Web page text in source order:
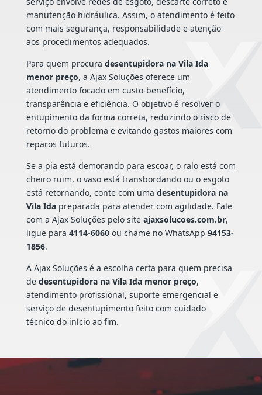
manutenção hidráulica. Assim, o atendimento é feito
com mais segurança, responsabilidade e atenção
aos procedimentos adequados.
Para quem procura desentupidora na Vila Ida
menor preço, a Ajax Soluções oferece um
atendimento focado em custo-benefício,
transparência e eficiência. O objetivo é resolver o
entupimento da forma correta, reduzindo o risco de
retorno do problema e evitando gastos maiores com
reparos futuros.
Se a pia está demorando para escoar, o ralo está com
cheiro ruim, o vaso está transbordando ou o esgoto
está retornando, conte com uma desentupidora na
Vila Idapreparada para atender com agilidade. Fale
com a Ajax Soluções pelo site ajaxsolucoes.com.br,
ligue para 4114-6060ou chame no WhatsApp 94153-
1856.
A Ajax Soluções é a escolha certa para quem precisa
de desentupidora na Vila Ida menor preço,
atendimento profissional, suporte emergencial e
serviço de desentupimento feito com cuidado
técnico do início ao fim.